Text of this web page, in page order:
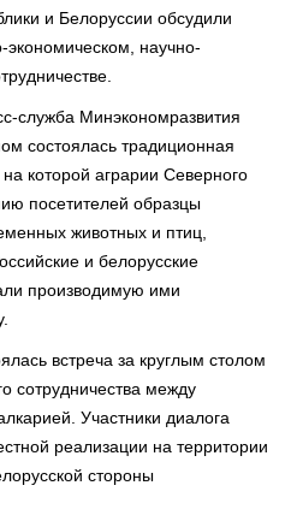
и Белоруссии обсудили
экономическом, научно-
служба Минэкономразвития
состоялась традиционная
которой аграрии Северного
посетителей образцы
животных и птиц,
и белорусские
производимую ими
встреча за круглым столом
сотрудничества между
Участники диалога
реализации на территории
стороны